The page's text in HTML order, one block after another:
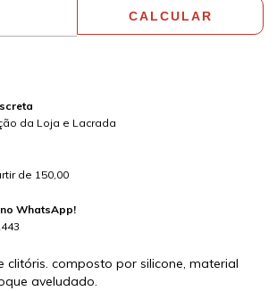
CALCULAR
da Loja e Lacrada
de 150,00
WhatsApp!
clitóris. composto por silicone, material
aveludado.